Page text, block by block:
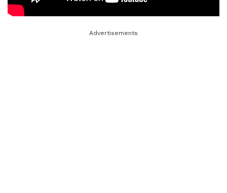
Advertisements